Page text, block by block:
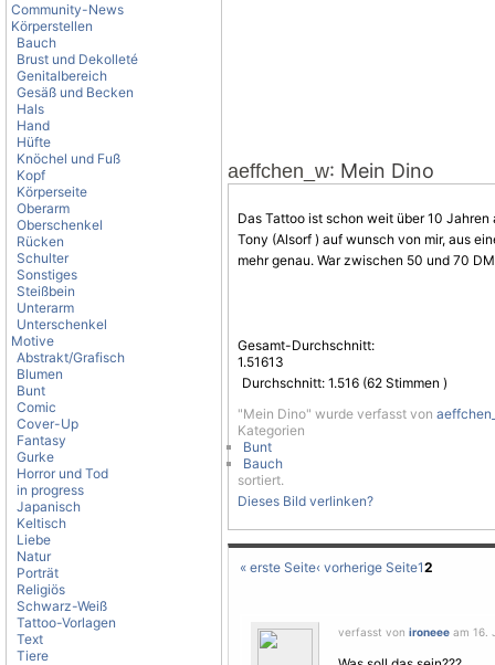
Community-News
Körperstellen
Bauch
Brust und Dekolleté
Genitalbereich
Gesäß und Becken
Hals
Hand
Hüfte
Knöchel und Fuß
Kopf
Körperseite
Oberarm
Oberschenkel
Rücken
Schulter
Sonstiges
Steißbein
Unterarm
Unterschenkel
Motive
Abstrakt/Grafisch
Blumen
Bunt
Comic
Cover-Up
Fantasy
Gurke
Horror und Tod
in progress
Japanisch
Keltisch
Liebe
Natur
Porträt
Religiös
Schwarz-Weiß
Tattoo-Vorlagen
Text
Tiere
aeffchen_w: Mein Dino
Das Tattoo ist schon weit über 10
Tony (Alsorf ) auf wunsch von mir, aus
mehr genau. War zwischen 50 und 70
Gesamt-Durchschnitt:
1.51613
Durchschnitt: 1.516 (62 Stimmen )
"Mein Dino" wurde verfasst von
Kategorien
Bunt
Bauch
sortiert.
Dieses Bild verlinken?
« erste Seite‹ vorherige Seite12
verfasst von ironeee am 16.